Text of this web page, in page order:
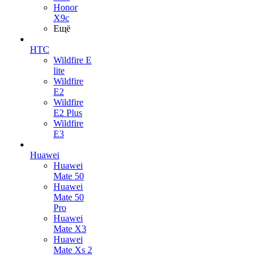
Honor
X9c
Ещё
HTC
Wildfire E
lite
Wildfire
E2
Wildfire
E2 Plus
Wildfire
E3
Huawei
Huawei
Mate 50
Huawei
Mate 50
Pro
Huawei
Mate X3
Huawei
Mate Xs 2